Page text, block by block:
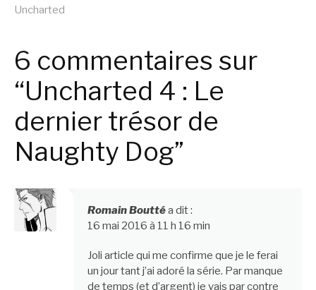
Uncharted
6 commentaires sur
“Uncharted 4 : Le
dernier trésor de
Naughty Dog”
Romain Bouttéa dit :
16 mai 2016 à 11 h 16 min
Joli article qui me confirme que je le ferai
un jour tant j’ai adoré la série. Par manque
de temps (et d’argent) je vais par contre